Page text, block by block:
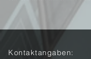
Kontaktangaben: